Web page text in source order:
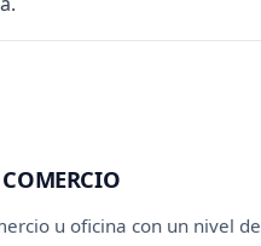
u oficina con un nivel de